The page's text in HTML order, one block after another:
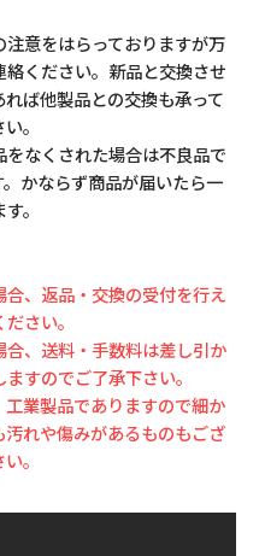
意をはらっておりますが万
ください。新品と交換させ
ば他製品との交換も承って
。
なくされた場合は不良品で
かならず商品が届いたら一
。
合、返品・交換の受付を行え
さい。
合、送料・手数料は差し引か
すのでご了承下さい。
工業製品でありますので細か
れや傷みがあるものもござ
。